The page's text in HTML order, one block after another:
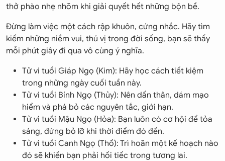
thở phào nhẹ nhõm khi giải quyết hết những bộn bề.
Đừng làm việc một cách rập khuôn, cứng nhắc. Hãy tìm
kiếm những niềm vui, thú vị trong đời sống, bạn sẽ thấy
mỗi phút giây đi qua vô cùng ý nghĩa.
Tử vi tuổi Giáp Ngọ (Kim): Hãy học cách tiết kiệm
trong những ngày cuối tuần này.
Tử vi tuổi Bính Ngọ (Thủy): Nên dấn thân, dám mạo
hiểm và phá bỏ các nguyên tắc, giới hạn.
Tử vi tuổi Mậu Ngọ (Hỏa): Bạn luôn có cơ hội để tỏa
sáng, đừng bỏ lỡ khi thời điểm đó đến.
Tử vi tuổi Canh Ngọ (Thổ): Trì hoãn một kế hoạch nào
đó sẽ khiến bạn phải hối tiếc trong tương lai.